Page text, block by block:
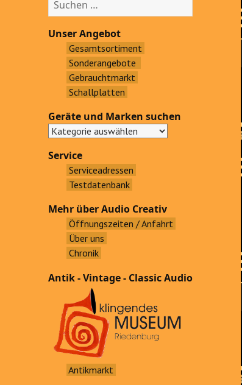
u
c
h
Unser Angebot
Gesamtsortiment
Sonderangebote
Gebrauchtmarkt
Schallplatten
Geräte und Marken suchen
Service
Serviceadressen
Testdatenbank
Mehr über Audio Creativ
Öffnungszeiten / Anfahrt
Über uns
Chronik
Antik - Vintage - Classic Audio
Antikmarkt